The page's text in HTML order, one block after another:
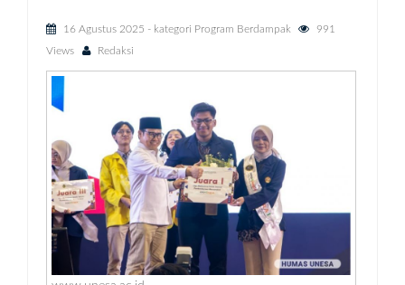
16 Agustus 2025 - kategori Program Berdampak
991
Views
Redaksi